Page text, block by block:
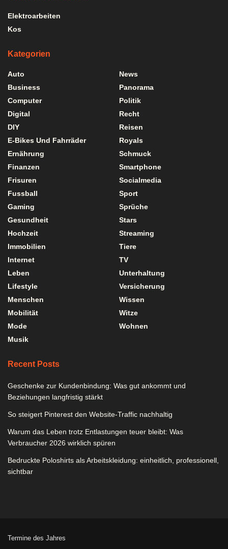
Elektroarbeiten
Kos
Kategorien
Auto
Business
Computer
Digital
DIY
E-Bikes Und Fahrräder
Ernährung
Finanzen
Frisuren
Fussball
Gaming
Gesundheit
Hochzeit
Immobilien
Internet
Leben
Lifestyle
Menschen
Mobilität
Mode
Musik
News
Panorama
Politik
Recht
Reisen
Royals
Schmuck
Smartphone
Socialmedia
Sport
Sprüche
Stars
Streaming
Tiere
TV
Unterhaltung
Versicherung
Wissen
Witze
Wohnen
Recent Posts
Geschenke zur Kundenbindung: Was gut ankommt und
Beziehungen langfristig stärkt
So steigert Pinterest den Website-Traffic nachhaltig
Warum das Leben trotz Entlastungen teuer bleibt: Was
Verbraucher 2026 wirklich spüren
Bedruckte Poloshirts als Arbeitskleidung: einheitlich, professionell,
sichtbar
Termine des Jahres